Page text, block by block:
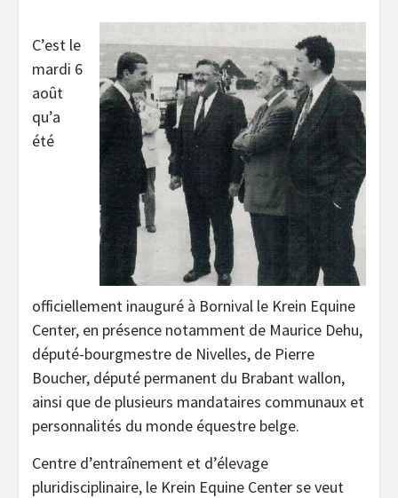
C’est le
mardi 6
août
qu’a
été
officiellement inauguré à Bornival le Krein Equine
Center, en présence notamment de Maurice Dehu,
député-bourgmestre de Nivelles, de Pierre
Boucher, député permanent du Brabant wallon,
ainsi que de plusieurs mandataires communaux et
personnalités du monde équestre belge.
Centre d’entraînement et d’élevage
pluridisciplinaire, le Krein Equine Center se veut